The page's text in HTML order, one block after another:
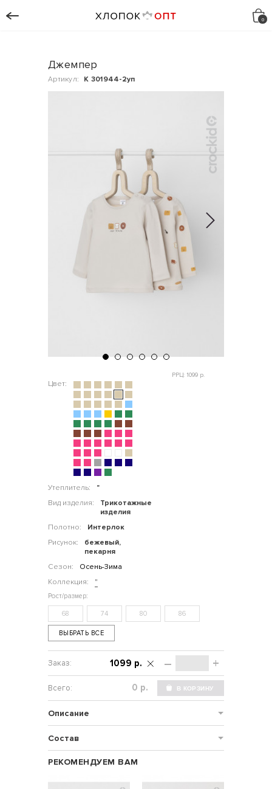
Джемпер
Артикул: К 301944-2уп
Цвет:
Утеплитель:
"
Вид изделия:
Трикотажные
изделия
Полотно:
Интерлок
Рисунок:
бежевый,
пекарня
Сезон:
Осень-Зима
Коллекция:
"
РРЦ: 1099 р.
68 74 80 86
ВЫБРАТЬ ВСЕ
– +
1099 р.
р.
Описание
Состав
РЕКОМЕНДУЕМ ВАМ